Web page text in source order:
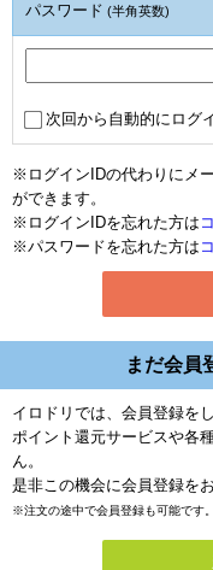
パスワード (半角英数)
次回から自動的にログ
※ログインIDの代わりにメ
ができます。
※ログインIDを忘れた方は
※パスワードを忘れた方は
まだ会員
イロドリでは、会員登録を
ポイント還元サービスや各
ん。
是非この機会に会員登録を
※注文の途中で会員登録も可能です。